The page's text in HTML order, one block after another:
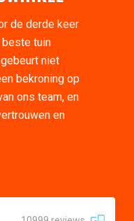
de derde keer
tuin
niet
bekroning op
ons team, en
en